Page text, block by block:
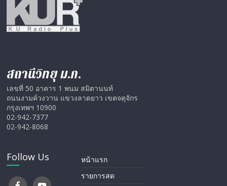
สถานีวิทยุ ม.ก.
เลขที่ 50 อาคาร 1 พนม สมิตานนท์
ถนนงามค์วงวาน แขวงลาดยาว เขตจตุจักร
กรุงเทพฯ 10900
02-942-7377
02-942-8068
Follow Us
หน้าแรก
รายการสด